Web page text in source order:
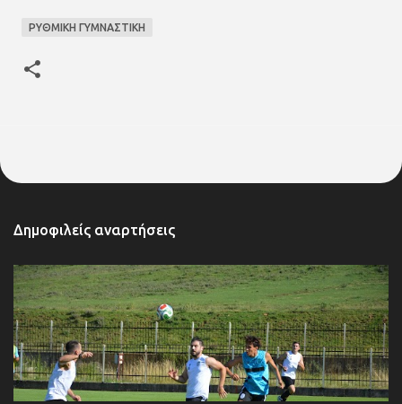
ΡΥΘΜΙΚΗ ΓΥΜΝΑΣΤΙΚΗ
Δημοφιλείς αναρτήσεις